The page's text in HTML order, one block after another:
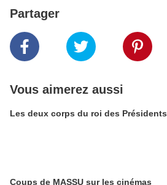
Partager
Vous aimerez aussi
Les deux corps du roi des Présidents
Coups de MASSU sur les cinémas